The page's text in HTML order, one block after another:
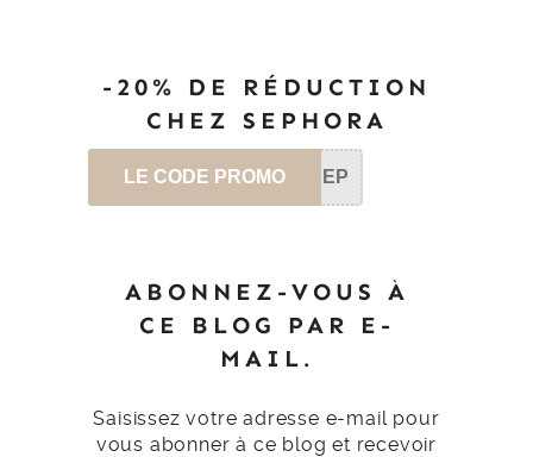
-20% DE RÉDUCTION
CHEZ SEPHORA
LE CODE PROMO SEP
ABONNEZ-VOUS À
CE BLOG PAR E-
MAIL.
Saisissez votre adresse e-mail pour
vous abonner à ce blog et recevoir